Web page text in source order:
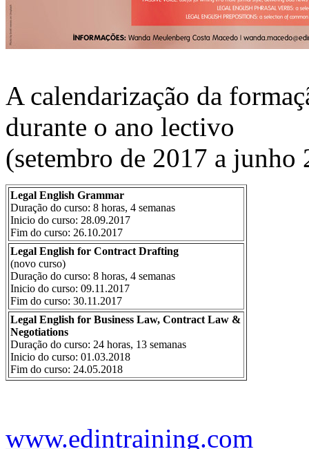
A calendarização da
durante o ano lectivo
(setembro de 2017 a junho
Legal English Grammar
Duração do curso: 8 horas, 4 semanas
Inicio do curso: 28.09.2017
Fim do curso: 26.10.2017
Legal English for Contract Drafting
(novo curso)
Duração do curso: 8 horas, 4 semanas
Inicio do curso: 09.11.2017
Fim do curso: 30.11.2017
Legal English for Business Law, Contract Law &
Negotiations
Duração do curso: 24 horas, 13 semanas
Inicio do curso: 01.03.2018
Fim do curso: 24.05.2018
www.edintraining.com